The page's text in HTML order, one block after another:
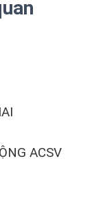
ACSV